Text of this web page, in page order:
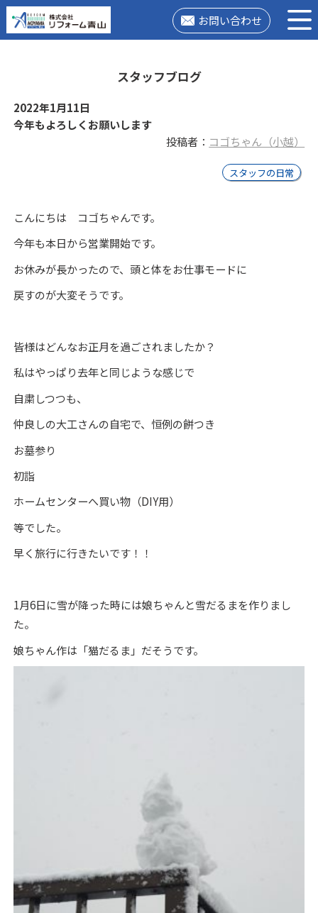
お問い合わせ
スタッフブログ
2022年1月11日
今年もよろしくお願いします
投稿者： コゴちゃん（小越）
スタッフの日常
こんにちは コゴちゃんです。
今年も本日から営業開始です。
お休みが長かったので、頭と体をお仕事モードに
戻すのが大変そうです。
皆様はどんなお正月を過ごされましたか？
私はやっぱり去年と同じような感じで
自粛しつつも、
仲良しの大工さんの自宅で、恒例の餅つき
お墓参り
初詣
ホームセンターへ買い物（DIY用）
等でした。
早く旅行に行きたいです！！
1月6日に雪が降った時には娘ちゃんと雪だるまを作りまし
た。
娘ちゃん作は「猫だるま」だそうです。